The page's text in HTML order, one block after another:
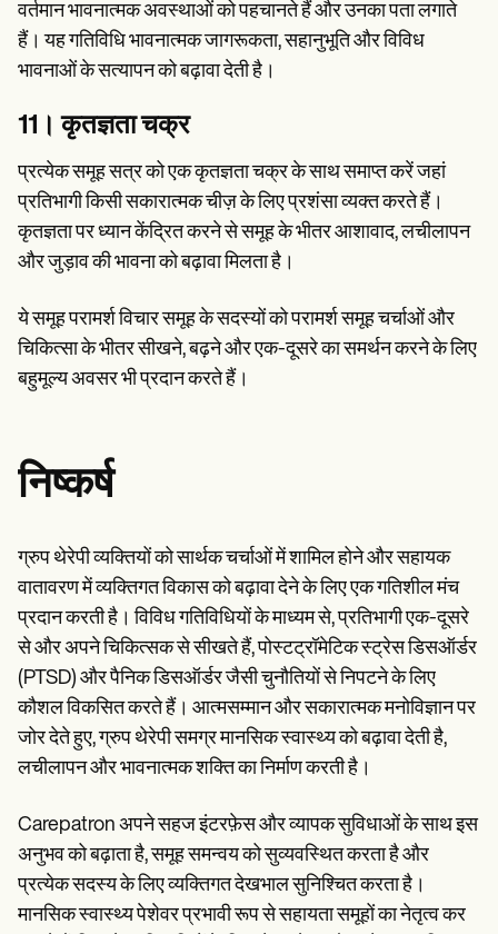
वर्तमान भावनात्मक अवस्थाओं को पहचानते हैं और उनका पता लगाते
हैं। यह गतिविधि भावनात्मक जागरूकता, सहानुभूति और विविध
भावनाओं के सत्यापन को बढ़ावा देती है।
11। कृतज्ञता चक्र
प्रत्येक समूह सत्र को एक कृतज्ञता चक्र के साथ समाप्त करें जहां
प्रतिभागी किसी सकारात्मक चीज़ के लिए प्रशंसा व्यक्त करते हैं।
कृतज्ञता पर ध्यान केंद्रित करने से समूह के भीतर आशावाद, लचीलापन
और जुड़ाव की भावना को बढ़ावा मिलता है।
ये समूह परामर्श विचार समूह के सदस्यों को परामर्श समूह चर्चाओं और
चिकित्सा के भीतर सीखने, बढ़ने और एक-दूसरे का समर्थन करने के लिए
बहुमूल्य अवसर भी प्रदान करते हैं।
निष्कर्ष
ग्रुप थेरेपी व्यक्तियों को सार्थक चर्चाओं में शामिल होने और सहायक
वातावरण में व्यक्तिगत विकास को बढ़ावा देने के लिए एक गतिशील मंच
प्रदान करती है। विविध गतिविधियों के माध्यम से, प्रतिभागी एक-दूसरे
से और अपने चिकित्सक से सीखते हैं, पोस्टट्रॉमेटिक स्ट्रेस डिसऑर्डर
(PTSD) और पैनिक डिसऑर्डर जैसी चुनौतियों से निपटने के लिए
कौशल विकसित करते हैं। आत्मसम्मान और सकारात्मक मनोविज्ञान पर
जोर देते हुए, ग्रुप थेरेपी समग्र मानसिक स्वास्थ्य को बढ़ावा देती है,
लचीलापन और भावनात्मक शक्ति का निर्माण करती है।
Carepatron अपने सहज इंटरफ़ेस और व्यापक सुविधाओं के साथ इस
अनुभव को बढ़ाता है, समूह समन्वय को सुव्यवस्थित करता है और
प्रत्येक सदस्य के लिए व्यक्तिगत देखभाल सुनिश्चित करता है।
मानसिक स्वास्थ्य पेशेवर प्रभावी रूप से सहायता समूहों का नेतृत्व कर